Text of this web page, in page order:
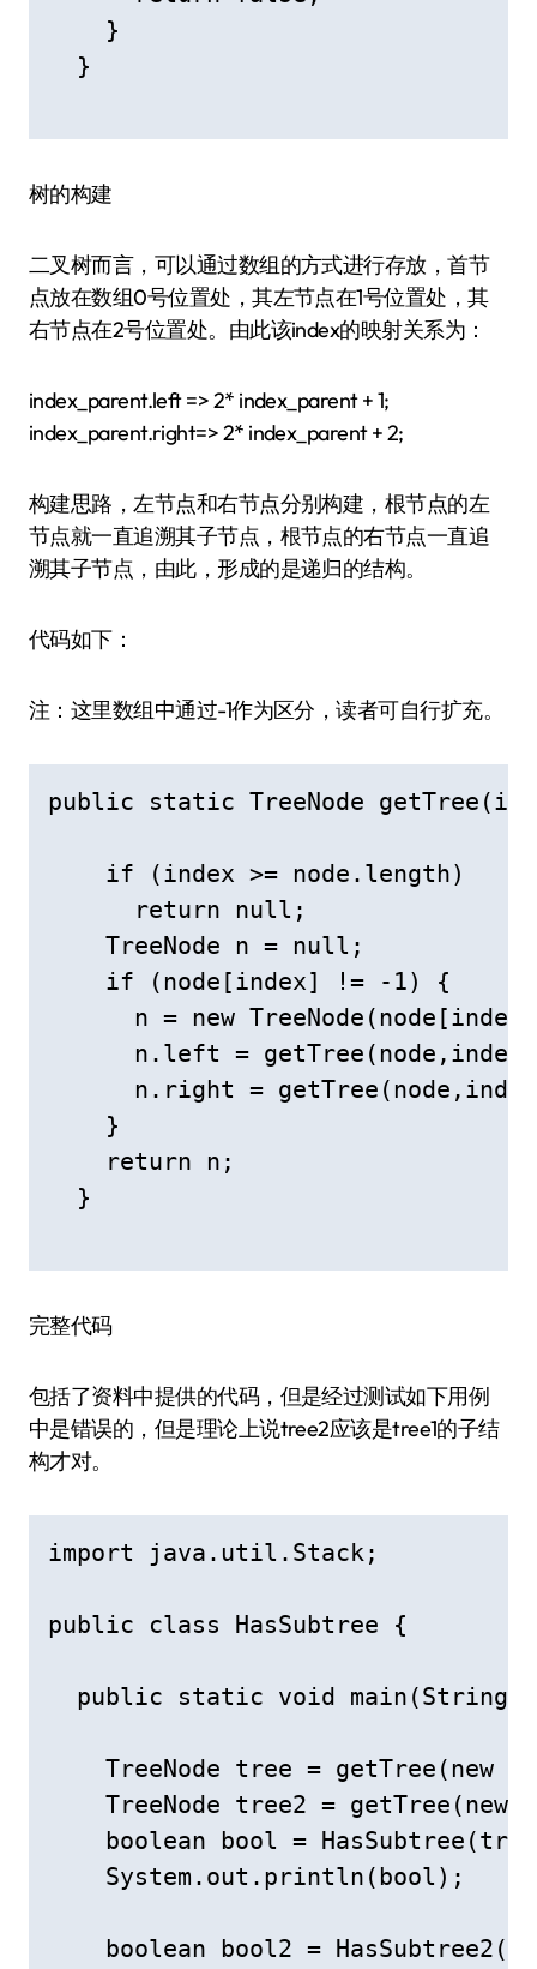
    }
  }
树的构建
二叉树而言，可以通过数组的方式进行存放，首节
点放在数组0号位置处，其左节点在1号位置处，其
右节点在2号位置处。由此该index的映射关系为：
index_parent.left => 2* index_parent + 1;
index_parent.right=> 2* index_parent + 2;
构建思路，左节点和右节点分别构建，根节点的左
节点就一直追溯其子节点，根节点的右节点一直追
溯其子节点，由此，形成的是递归的结构。
代码如下：
注：这里数组中通过-1作为区分，读者可自行扩充。
public static TreeNode
    if (index >= node.length)
      return null;
    TreeNode n = null;
    if (node[index] != -1) {
n = new
n.left = getTree(node,index
n.right =
    }
    return n;
  }
完整代码
包括了资料中提供的代码，但是经过测试如下用例
中是错误的，但是理论上说tree2应该是tree1的子结
构才对。
import java.util.Stack;
public class HasSubtree {
public static void
TreeNode tree = getTree(new
TreeNode tree2 = getTree(new
boolean bool =
    System.out.println(bool);
boolean bool2 =